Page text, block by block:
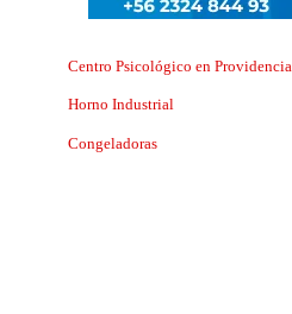
Centro Psicológico en Providencia
Horno Industrial
Congeladoras